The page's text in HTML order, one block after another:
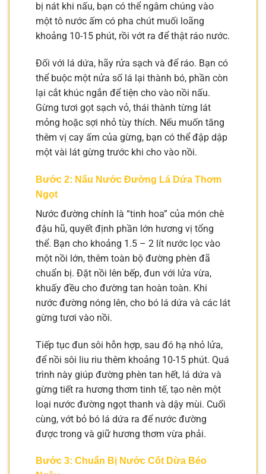
bị nát khi nấu, bạn có thể ngâm chúng vào
một tô nước ấm có pha chút muối loãng
khoảng 10-15 phút, rồi vớt ra để thật ráo nước.
Đối với lá dứa, hãy rửa sạch và để ráo. Bạn có
thể buộc một nửa số lá lại thành bó, phần còn
lại cắt khúc ngắn để tiện cho vào nồi nấu.
Gừng tươi gọt sạch vỏ, thái thành từng lát
mỏng hoặc sợi nhỏ tùy thích. Nếu muốn tăng
thêm vị cay ấm của gừng, bạn có thể đập dập
một vài lát gừng trước khi cho vào nồi.
Bước 2: Nấu Nước Đường Lá Dứa Thơm
Ngọt
Nước đường chính là “tinh hoa” của món chè
đậu hũ, quyết định phần lớn hương vị tổng
thể. Bạn cho khoảng 1.5 – 2 lít nước lọc vào
một nồi lớn, thêm toàn bộ đường phèn đã
chuẩn bị. Đặt nồi lên bếp, đun với lửa vừa,
khuấy đều cho đường tan hoàn toàn. Khi
nước đường nóng lên, cho bó lá dứa và các lát
gừng tươi vào nồi.
Tiếp tục đun sôi hỗn hợp, sau đó hạ nhỏ lửa,
để nồi sôi liu riu thêm khoảng 10-15 phút. Quá
trình này giúp đường phèn tan hết, lá dứa và
gừng tiết ra hương thơm tinh tế, tạo nên một
loại nước đường ngọt thanh và dậy mùi. Cuối
cùng, vớt bỏ bó lá dứa ra để nước đường
được trong và giữ hương thơm vừa phải.
Bước 3: Chuẩn Bị Nước Cốt Dừa Béo